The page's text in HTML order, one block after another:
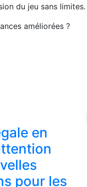
du jeu sans limites.
améliorées ?
en
pour les